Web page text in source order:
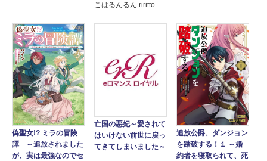
こはるんるん riritto
偽聖女!? ミラの冒険
譚 ～追放されました
が、実は最強なのでセ
亡国の悪妃～愛されて
はいけない前世に戻っ
てきてしまいました～
追放公爵、ダンジョン
を踏破する！１ ～婚
約者を寝取られて、死